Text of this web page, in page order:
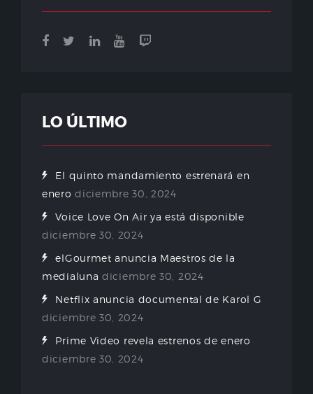
LO ÚLTIMO
El quinto mandamiento estrenará en
enero diciembre 30, 2024
Voice Love On Air ya está disponible
diciembre 30, 2024
elGourmet anuncia Maestros de la
medialuna diciembre 30, 2024
Netflix anuncia documental de Karol G
diciembre 30, 2024
Prime Video revela estrenos de enero
diciembre 30, 2024